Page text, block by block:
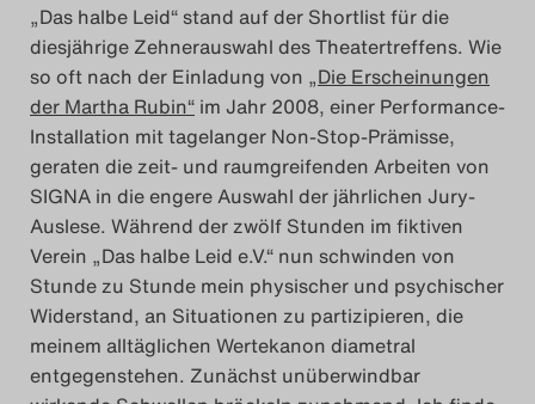
„Das halbe Leid“ stand auf der Shortlist für die
diesjährige Zehnerauswahl des Theatertreffens. Wie
so oft nach der Einladung von „Die Erscheinungen
der Martha Rubin“ im Jahr 2008, einer Performance-
Installation mit tagelanger Non-Stop-Prämisse,
geraten die zeit- und raumgreifenden Arbeiten von
SIGNA in die engere Auswahl der jährlichen Jury-
Auslese. Während der zwölf Stunden im fiktiven
Verein „Das halbe Leid e.V.“ nun schwinden von
Stunde zu Stunde mein physischer und psychischer
Widerstand, an Situationen zu partizipieren, die
meinem alltäglichen Wertekanon diametral
entgegenstehen. Zunächst unüberwindbar